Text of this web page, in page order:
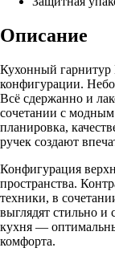
Описание
Кухонный гарнитур
конфигурации.
Всё сдержанно и
сочетании с
планировка,
ручек создают
Конфигурация
пространства.
техники, в
выглядят стильно
кухня —
комфорта.